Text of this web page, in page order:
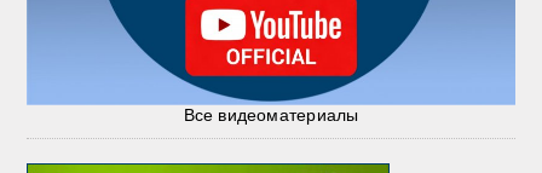
Все видеоматериалы